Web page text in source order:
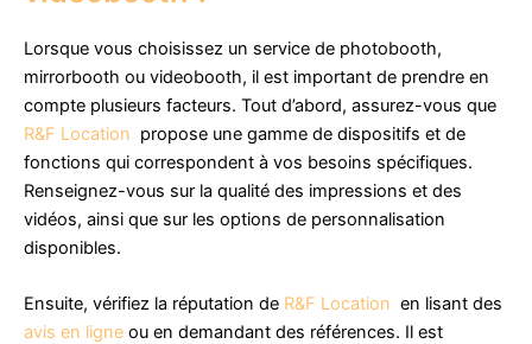
Lorsque vous choisissez un service de photobooth,
mirrorbooth ou videobooth, il est important de prendre en
compte plusieurs facteurs. Tout d’abord, assurez-vous que
R&F Location propose une gamme de dispositifs et de
fonctions qui correspondent à vos besoins spécifiques.
Renseignez-vous sur la qualité des impressions et des
vidéos, ainsi que sur les options de personnalisation
disponibles.
Ensuite, vérifiez la réputation de R&F Location en lisant des
avis en ligne ou en demandant des références. Il est